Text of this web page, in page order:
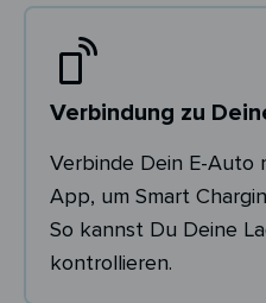
Verbindung zu
Verbinde Dein E-Auto
App, um Smart
So kannst Du Deine
kontrollieren.